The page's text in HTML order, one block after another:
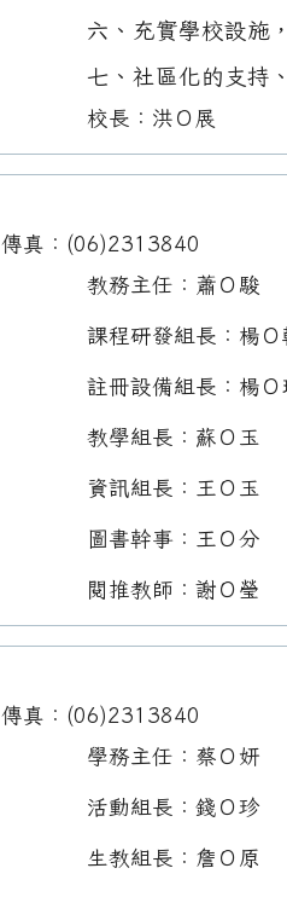
六、充實學校設施
七、社區化的支持
校長：洪Ｏ展
傳真：(06)2313840
教務主任：蕭Ｏ駿
課程研發組長：楊Ｏ
註冊設備組長：楊Ｏ
教學組長：蘇Ｏ玉
資訊組長：王Ｏ玉
圖書幹事：王Ｏ分
閱推教師：謝Ｏ瑩
傳真：(06)2313840
學務主任：蔡Ｏ妍
活動組長：錢Ｏ珍
生教組長：詹Ｏ原